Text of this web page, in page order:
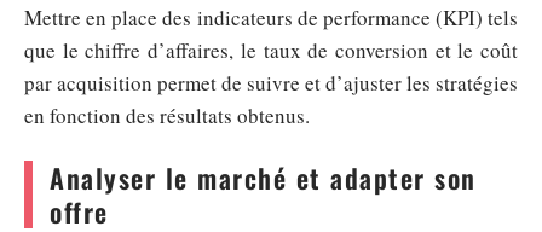
Mettre en place des indicateurs de performance (KPI) tels
que le chiffre d’affaires, le taux de conversion et le coût
par acquisition permet de suivre et d’ajuster les stratégies
en fonction des résultats obtenus.
Analyser le marché et adapter son
offre